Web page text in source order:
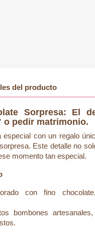
del producto
Sorpresa: El
o pedir matrimonio.
especial con un regalo
Este detalle no
momento tan especial.
con fino
bombones